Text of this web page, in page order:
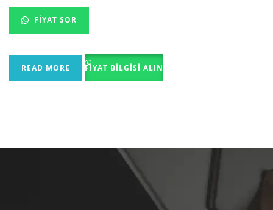
FIYAT SOR
READ MORE FIYAT BILGISI ALIN